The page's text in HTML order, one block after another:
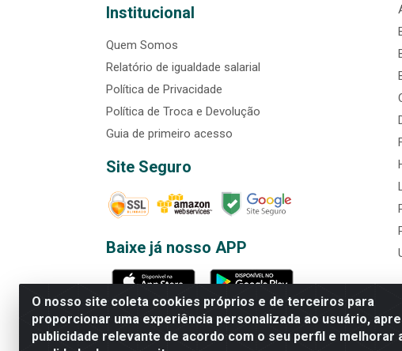
O nosso site coleta cookies próprios e de terceiros para
proporcionar uma experiência personalizada ao usuário,
publicidade relevante de acordo com o seu perfil e melhorar
Institucional
Quem Somos
Relatório de igualdade salarial
Política de Privacidade
Política de Troca e Devolução
Guia de primeiro acesso
Site Seguro
Baixe já nosso APP
Rede Brasil - Avenida Universitária, nº